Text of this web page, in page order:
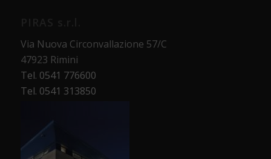
Via Nuova Circonvallazione 57/C
47923 Rimini
Tel. 0541 776600
Tel. 0541 313850